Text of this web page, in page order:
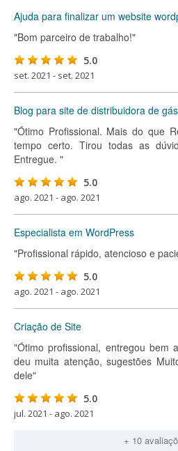
Ajuda para finalizar um website
"Bom parceiro de trabalho!"
5.0
set. 2021 - set. 2021
Blog para site de distribuidora de gás
"Ótimo Profissional. Mais do que
tempo certo. Tirou todas as
Entregue. "
5.0
ago. 2021 - ago. 2021
Especialista em WordPress
"Profissional rápido, atencioso e
5.0
ago. 2021 - ago. 2021
Criação de Site
"Ótimo profissional, entregou bem
deu muita atenção, sugestões
dele"
5.0
jul. 2021 - ago. 2021
+ 10